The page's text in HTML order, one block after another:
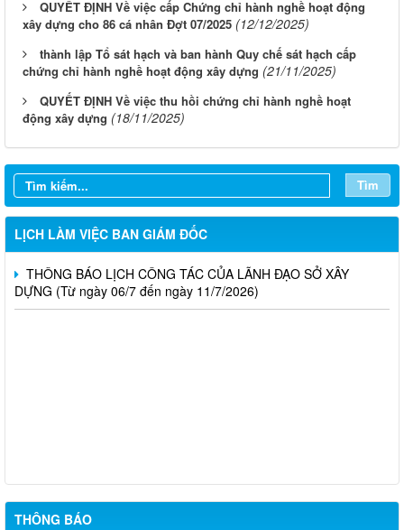
QUYẾT ĐỊNH Về việc cấp Chứng chỉ hành nghề hoạt động
xây dựng cho 86 cá nhân Đợt 07/2025 (12/12/2025)
thành lập Tổ sát hạch và ban hành Quy chế sát hạch cấp
chứng chỉ hành nghề hoạt động xây dựng (21/11/2025)
QUYẾT ĐỊNH Về việc thu hồi chứng chỉ hành nghề hoạt
động xây dựng (18/11/2025)
Tìm
LỊCH LÀM VIỆC BAN GIÁM ĐỐC
LỊCH CÔNG TÁC CỦA LÃNH ĐẠO SỞ XÂY DỰNG (Từ ngày
03/8 đến ngày 08/8/2026)
DỰNG (Từ ngày 27/7 đến ngày 31/7/2026)
THÔNG BÁO LỊCH CÔNG TÁC CỦA LÃNH ĐẠO SỞ XÂY
DỰNG (Từ ngày 20/7 đến ngày 25/7/2026)
THÔNG BÁO LỊCH CÔNG TÁC CỦA LÃNH ĐẠO SỞ XÂY
DỰNG (Từ ngày 06/7 đến ngày 11/7/2026)
THÔNG BÁO
nghề đủ/không đủ điều kiện sát hạch cấp chứng chỉ hành nghề
Đợt 10/2026